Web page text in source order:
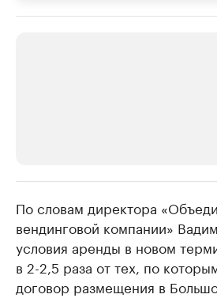
Крупнейшие производители и
продавцы медийной
Ознакомьтесь с информацией в каталоге
По словам директора
вендинговой компании»
условия аренды в новом
в 2-2,5 раза от тех, по
договор размещения в